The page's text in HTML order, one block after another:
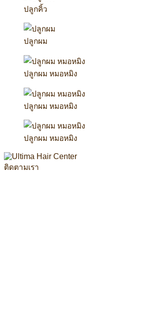
ปลูกคิ้ว
ปลูกผม
ปลูกผม หมอหมิง
ปลูกผม หมอหมิง
ปลูกผม หมอหมิง
ติดตามเรา